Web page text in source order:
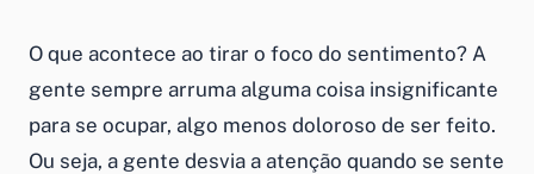
O que acontece ao tirar o foco do sentimento? A
gente sempre arruma alguma coisa insignificante
para se ocupar, algo menos doloroso de ser feito.
Ou seja, a gente desvia a atenção quando se sente